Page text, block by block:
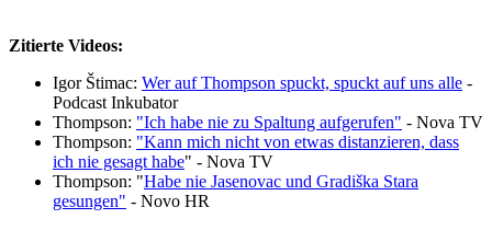
Zitierte Videos:
Igor Štimac: Wer auf Thompson spuckt, spuckt auf uns alle -
Podcast Inkubator
Thompson: "Ich habe nie zu Spaltung aufgerufen" - Nova TV
Thompson: "Kann mich nicht von etwas distanzieren, dass
ich nie gesagt habe" - Nova TV
Thompson: "Habe nie Jasenovac und Gradiška Stara
gesungen" - Novo HR